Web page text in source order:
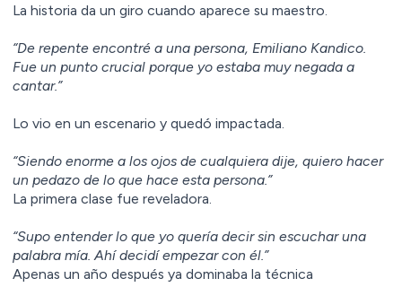
La historia da un giro cuando aparece su maestro.
“De repente encontré a una persona, Emiliano Kandico.
Fue un punto crucial porque yo estaba muy negada a
cantar.”
Lo vio en un escenario y quedó impactada.
“Siendo enorme a los ojos de cualquiera dije, quiero hacer
un pedazo de lo que hace esta persona.”
La primera clase fue reveladora.
“Supo entender lo que yo quería decir sin escuchar una
palabra mía. Ahí decidí empezar con él.”
Apenas un año después ya dominaba la técnica